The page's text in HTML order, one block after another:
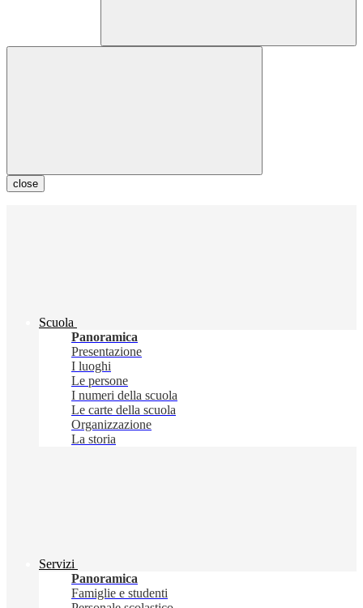
close
Scuola
Panoramica
Presentazione
I luoghi
Le persone
I numeri della scuola
Le carte della scuola
Organizzazione
La storia
Servizi
Panoramica
Famiglie e studenti